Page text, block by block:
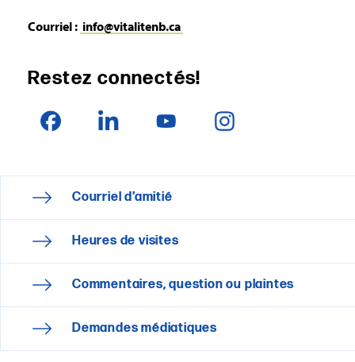
Courriel : info@vitalitenb.ca
Restez connectés!
Courriel d’amitié
Heures de visites
Commentaires, question ou plaintes
Demandes médiatiques